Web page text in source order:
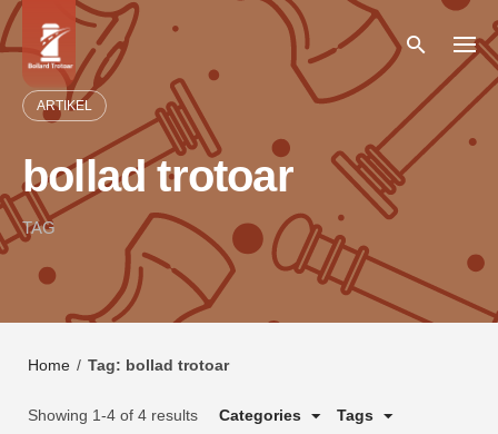
Skip
to
content
ARTIKEL
bollad trotoar
TAG
Home / Tag: bollad trotoar
Showing 1-4 of 4 results Categories Tags